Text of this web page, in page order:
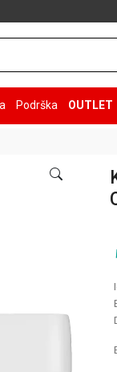
Podrška OUTLET